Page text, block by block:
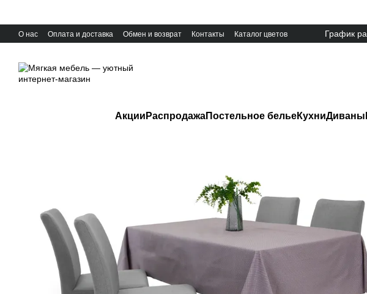
О нас Оплата и доставка Обмен и возврат Контакты Каталог цветов График
Акции РаспродажаПостельное бельеКухниДиваны